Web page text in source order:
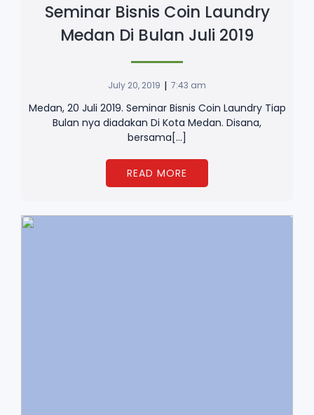
Seminar Bisnis Coin Laundry
Medan Di Bulan Juli 2019
July 20, 2019 | 7:43 am
Medan, 20 Juli 2019. Seminar Bisnis Coin Laundry Tiap
Bulan nya diadakan Di Kota Medan. Disana,
bersama[…]
READ MORE